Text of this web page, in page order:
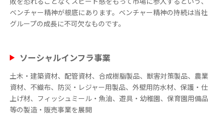
ベンチャー精神が根底にあります。ベンチャー精神の持続は当社
グループの成長に不可欠なものです。
ソーシャルインフラ事業
土木・建築資材、配管資材、合成樹脂製品、獣害対策製品、農業
資材、不織布、防災・レジャー用製品、外壁用防水材、保護・仕
上げ材、フィッシュミール・魚油、遊具・幼稚園、保育園用備品
等の製造・販売事業を展開